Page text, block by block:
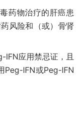
药物治疗的肝癌患
风险和（或）骨肾
IFN应用禁忌证，且
Peg-IFN或Peg-IFN